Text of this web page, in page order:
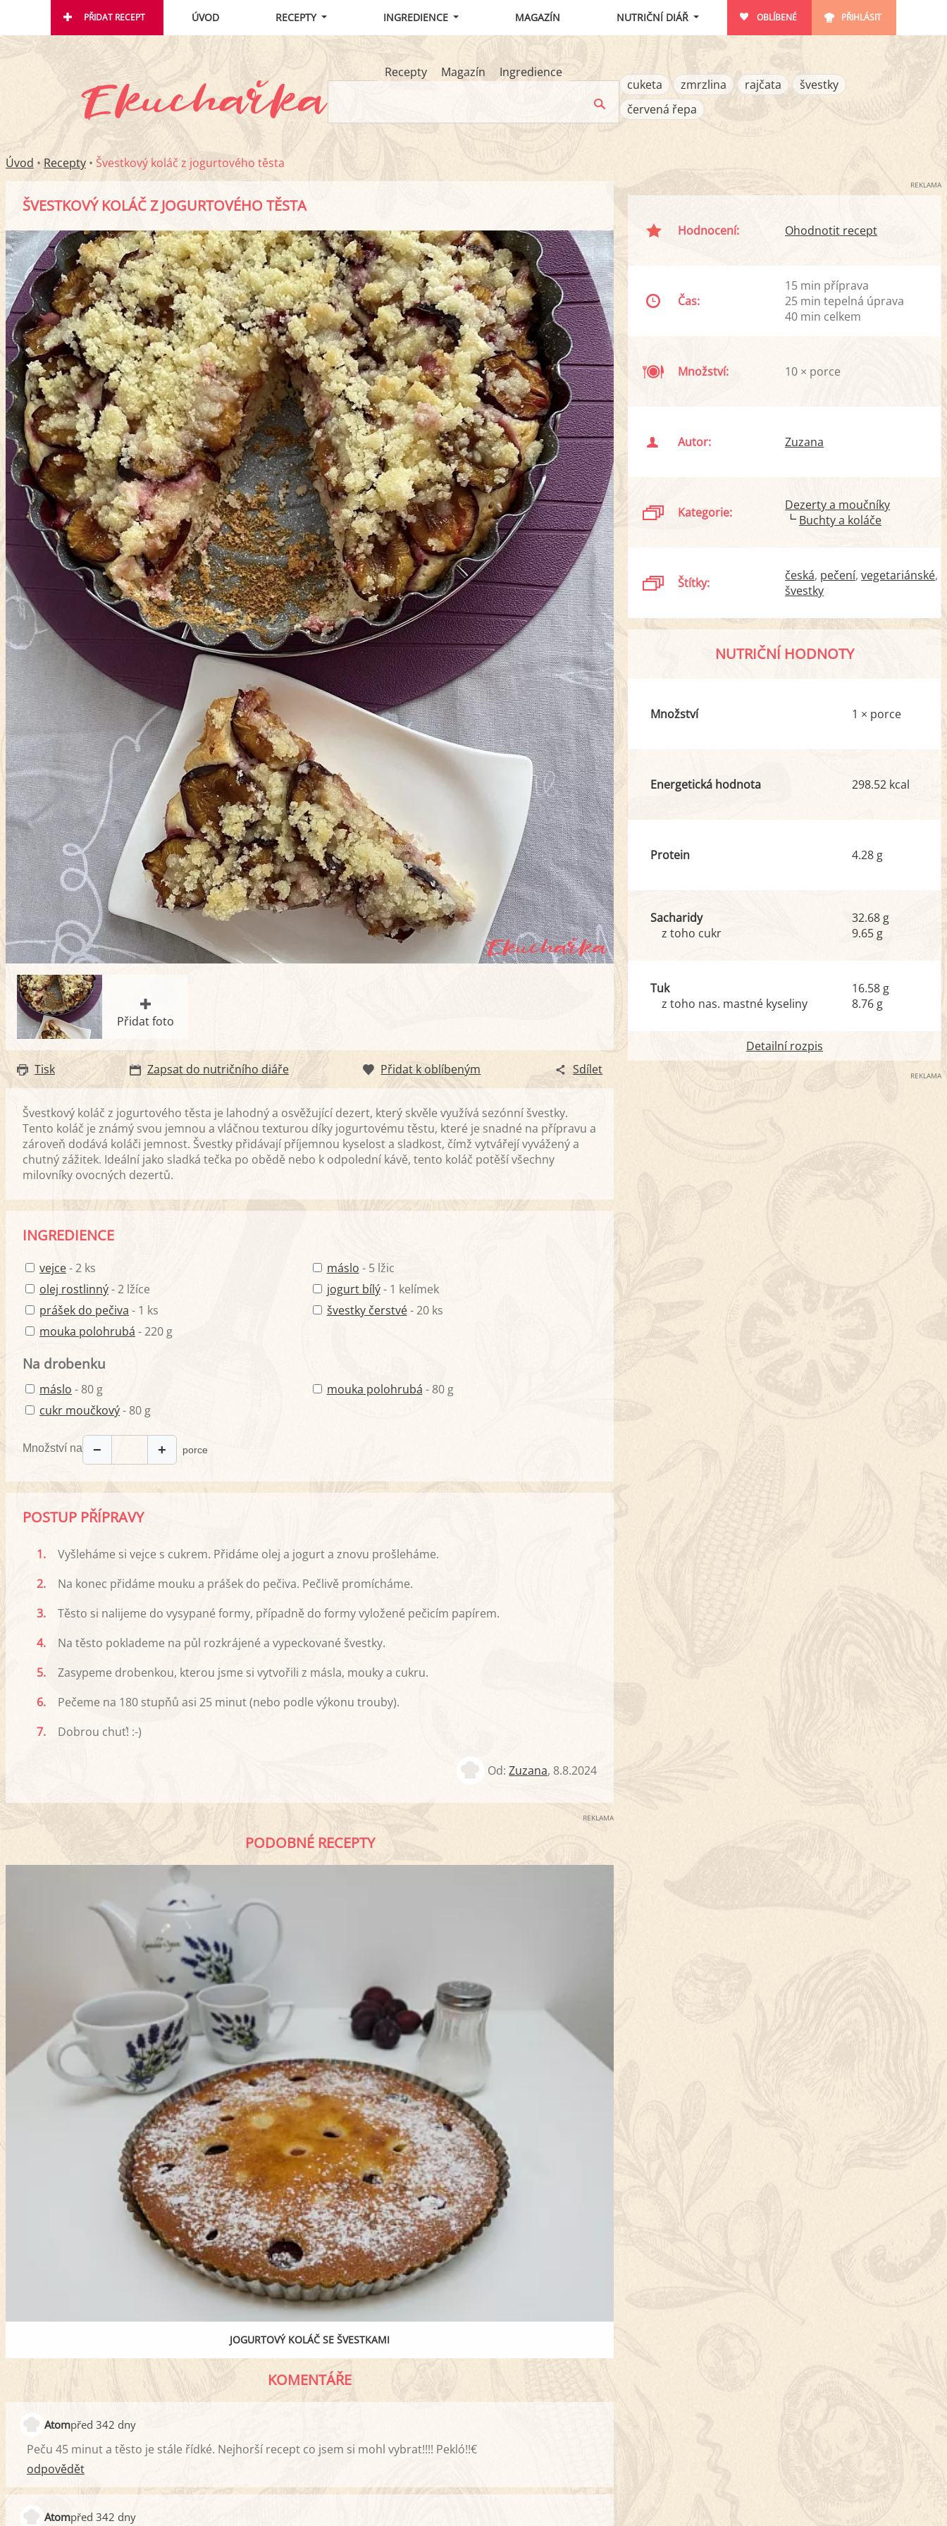
PŘIDAT RECEPT ÚVOD RECEPTY INGREDIENCE MAGAZÍN NUTRIČNÍ DIÁŘ OBLÍBENÉ PŘIHLÁSIT
Recepty Magazín
Ingredience
cuketa
zmrzlina rajčata
švestky
červená řepa
Úvod • Recepty • Švestkový koláč z jogurtového těsta
ŠVESTKOVÝ KOLÁČ Z JOGURTOVÉHO TĚSTA
Přidat foto
Tisk Zapsat do nutričního diáře Přidat k oblíbeným Sdílet
Švestkový koláč z jogurtového těsta je lahodný a osvěžující dezert, který skvěle využívá sezónní švestky.
Tento koláč je známý svou jemnou a vláčnou texturou díky jogurtovému těstu, které je snadné na přípravu a
zároveň dodává koláči jemnost. Švestky přidávají příjemnou kyselost a sladkost, čímž vytvářejí vyvážený a
chutný zážitek. Ideální jako sladká tečka po obědě nebo k odpolední kávě, tento koláč potěší všechny
milovníky ovocných dezertů.
INGREDIENCE
vejce- 2 ks
olej rostlinný- 2 lžíce
prášek do pečiva - 1 ks
mouka polohrubá - 220 g
máslo - 5 lžic
jogurt bílý- 1 kelímek
švestky čerstvé- 20 ks
Na drobenku
máslo - 80 g
cukr moučkový- 80 g
mouka polohrubá - 80 g
Množství na − + porce
POSTUP PŘÍPRAVY
1.
Vyšleháme si vejce s cukrem. Přidáme olej a jogurt a znovu prošleháme.
2.
Na konec přidáme mouku a prášek do pečiva. Pečlivě promícháme.
3.
Těsto si nalijeme do vysypané formy, případně do formy vyložené pečicím papírem.
4.
Na těsto poklademe na půl rozkrájené a vypeckované švestky.
5.
Zasypeme drobenkou, kterou jsme si vytvořili z másla, mouky a cukru.
6.
Pečeme na 180 stupňů asi 25 minut (nebo podle výkonu trouby).
7.
Dobrou chuť! :-)
Od:Zuzana, 8.8.2024
REKLAMA
PODOBNÉ RECEPTY
JOGURTOVÝ KOLÁČ SE ŠVESTKAMI
KOMENTÁŘE
Atompřed 342 dny
Peču 45 minut a těsto je stále řídké. Nejhorší recept co jsem si mohl vybrat!!!! Pekló!!€
odpovědět
Atompřed 342 dny
REKLAMA
Hodnocení: Ohodnotit recept
Čas:
15 min příprava
25 min tepelná úprava
40 min celkem
Množství: 10 × porce
Autor: Zuzana
Kategorie:
Dezerty a moučníky
Buchty a koláče
Štítky: česká pečení vegetariánské
švestky
NUTRIČNÍ HODNOTY
Množství 1 × porce
Energetická hodnota 298.52 kcal
Protein 4.28 g
Sacharidy
z toho cukr
32.68 g
9.65 g
Tuk
z toho nas. mastné kyseliny
16.58 g
8.76 g
Detailní rozpis
REKLAMA